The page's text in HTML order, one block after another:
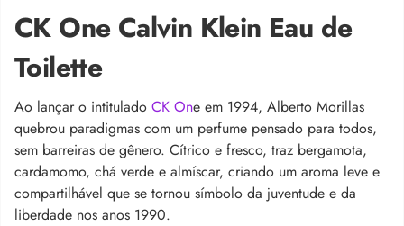
CK One Calvin Klein Eau de
Toilette
Ao lançar o intitulado CK One em 1994, Alberto Morillas
quebrou paradigmas com um perfume pensado para todos,
sem barreiras de gênero. Cítrico e fresco, traz bergamota,
cardamomo, chá verde e almíscar, criando um aroma leve e
compartilhável que se tornou símbolo da juventude e da
liberdade nos anos 1990.